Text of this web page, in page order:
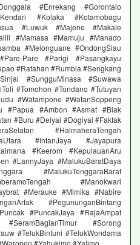
#Enrekang #Gorontalo
#Kolaka #Kotamobagu
#Luwuk #Majene #Makale
#Mamasa #Mamuju #Manado
#Melonguane #OndongSiau
Pare #Parigi #Pasangkayu
#Ratahan #Rumbia #Sengkang
#SungguMinasa #Suwawa
#Tomohon #Tondano #Tutuyan
#Watampone #WatanSoppeng
#Papua #Ambon #Asmat #Biak
#Buru #Deiyai #Dogiyai #Fakfak
#HalmaheraTengah
#IntanJaya #Jayapura
#Keerom #KepulauanAru
#LannyJaya #MalukuBaratDaya
#MalukuTenggaraBarat
#Manokwari
#Merauke #Mimika #Nabire
#PegununganBintang
#PuncakJaya #RajaAmpat
#Sorong
#TelukBintuni #TelukWondama
#Yahukimo #Yalimo